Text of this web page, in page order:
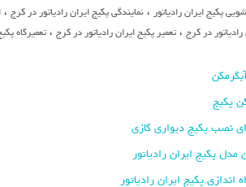
پکیج ایران رادیاتور ،نمایندگی پکیج ایران رادیاتور در کرج ،
در کرج ،تعمیر پکیج ایران رادیاتور در کرج ،تعمیرگاه
پکیج
نصب پکیج دیواری گازی
پکیج ایران رادیاتور
پکیج ایران رادیاتور